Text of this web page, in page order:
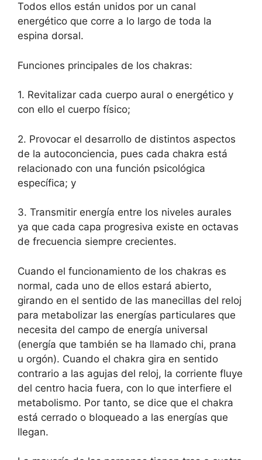
Todos ellos están unidos por un canal
energético que corre a lo largo de toda la
espina dorsal.
Funciones principales de los chakras:
1. Revitalizar cada cuerpo aural o energético y
con ello el cuerpo físico;
2. Provocar el desarrollo de distintos aspectos
de la autoconciencia, pues cada chakra está
relacionado con una función psicológica
específica; y
3. Transmitir energía entre los niveles aurales
ya que cada capa progresiva existe en octavas
de frecuencia siempre crecientes.
Cuando el funcionamiento de los chakras es
normal, cada uno de ellos estará abierto,
girando en el sentido de las manecillas del reloj
para metabolizar las energías particulares que
necesita del campo de energía universal
(energía que también se ha llamado chi, prana
u orgón). Cuando el chakra gira en sentido
contrario a las agujas del reloj, la corriente fluye
del centro hacia fuera, con lo que interfiere el
metabolismo. Por tanto, se dice que el chakra
está cerrado o bloqueado a las energías que
llegan.